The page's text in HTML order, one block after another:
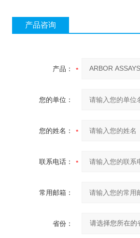
产品咨询
产品：
您的单位：
您的姓名：
联系电话：
常用邮箱：
省份：